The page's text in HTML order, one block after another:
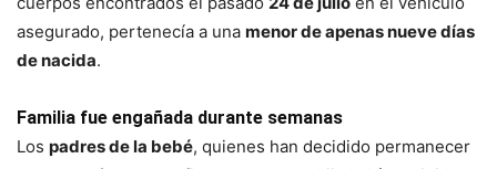
asegurado, pertenecía a una menor de apenas nueve días
de nacida.
Familia fue engañada durante semanas
Los padres de la bebé, quienes han decidido permanecer